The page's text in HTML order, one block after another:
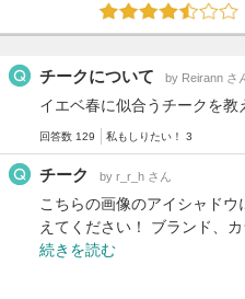
チークについて by Reirann さ
イエベ春に似合うチークを教
回答数 129 私もしりたい！ 3
チーク by r_r_h さん
こちらの画像のアイシャドウ
えてください！ ブランド、
続きを読む